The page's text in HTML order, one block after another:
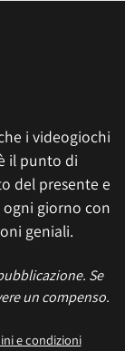
i videogiochi
il punto di
del presente e
giorno con
geniali.
Se
un compenso.
e condizioni